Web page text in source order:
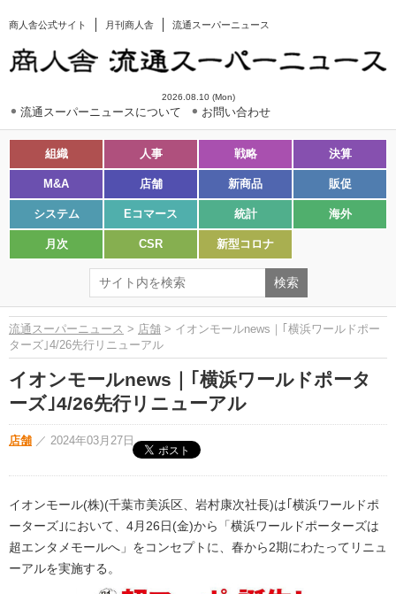
商人舎公式サイト 月刊商人舎 流通スーパーニュース
2026.08.10 (Mon)
流通スーパーニュースについて お問い合わせ
組織 人事 戦略 決算
M&A 店舗 新商品 販促
システム Eコマース 統計 海外
月次 CSR 新型コロナ
流通スーパーニュース > 店舗 > イオンモールnews｜｢横浜ワールドポー
ターズ｣4/26先行リニューアル
イオンモールnews｜｢横浜ワールドポータ
ーズ｣4/26先行リニューアル
店舗 ／ 2024年03月27日
イオンモール(株)(千葉市美浜区、岩村康次社長)は｢横浜ワールドポ
ーターズ｣において、4月26日(金)から「横浜ワールドポーターズは
超エンタメモールへ」をコンセプトに、春から2期にわたってリニュ
ーアルを実施する。